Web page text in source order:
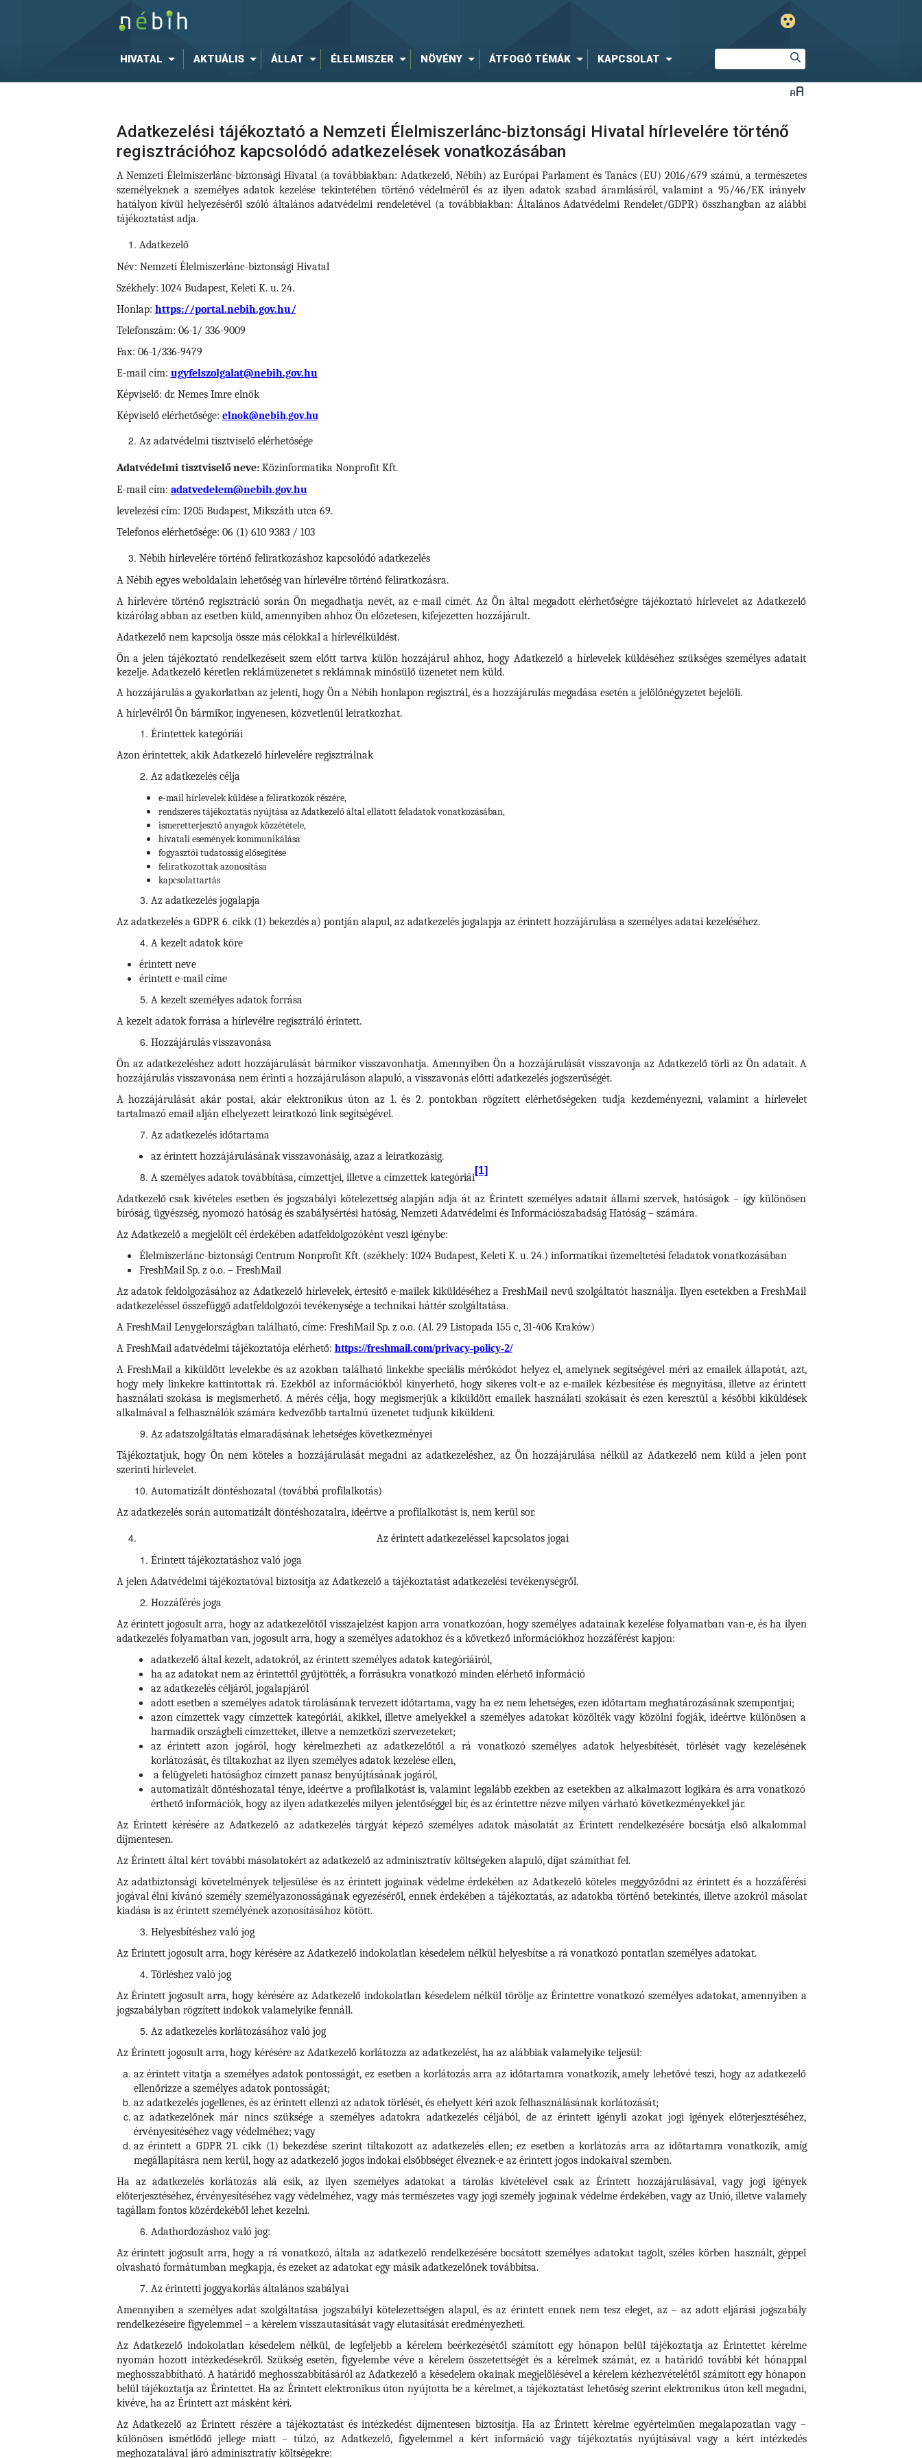
HIVATAL AKTUÁLIS ÁLLAT ÉLELMISZER NÖVÉNY ÁTFOGÓ TÉMÁK KAPCSOLAT
Adatkezelési tájékoztató a Nemzeti Élelmiszerlánc-biztonsági Hivatal hírlevelére történő
regisztrációhoz kapcsolódó adatkezelések vonatkozásában
A Nemzeti Élelmiszerlánc-biztonsági Hivatal (a továbbiakban: Adatkezelő, Nébih) az Európai Parlament és Tanács (EU) 2016/679 számú, a természetes
személyeknek a személyes adatok kezelése tekintetében történő védelméről és az ilyen adatok szabad áramlásáról, valamint a 95/46/EK irányelv
hatályon kívül helyezéséről szóló általános adatvédelmi rendeletével (a továbbiakban: Általános Adatvédelmi Rendelet/GDPR) összhangban az alábbi
tájékoztatást adja.
Adatkezelő
Név: Nemzeti Élelmiszerlánc-biztonsági Hivatal
Székhely: 1024 Budapest, Keleti K. u. 24.
Honlap: https://portal.nebih.gov.hu/
Telefonszám: 06-1/ 336-9009
Fax: 06-1/336-9479
E-mail cím: ugyfelszolgalat@nebih.gov.hu
Képviselő: dr. Nemes Imre elnök
Képviselő elérhetősége: elnok@nebih.gov.hu
Az adatvédelmi tisztviselő elérhetősége
Adatvédelmi tisztviselő neve:Közinformatika Nonprofit Kft.
E-mail cím: adatvedelem@nebih.gov.hu
levelezési cím: 1205 Budapest, Mikszáth utca 69.
Telefonos elérhetősége: 06 (1) 610 9383 / 103
Nébihhírlevelére történő feliratkozáshoz kapcsolódó adatkezelés
A Nébih egyes weboldalain lehetőség van hírlevélre történő feliratkozásra.
A hírlevére történő regisztráció során Ön megadhatja nevét, az e-mail címét. Az Ön által megadott elérhetőségre tájékoztató hírlevelet az Adatkezelő
kizárólag abban az esetben küld, amennyiben ahhoz Ön előzetesen, kifejezetten hozzájárult.
Adatkezelő nem kapcsolja össze más célokkal a hírlevélküldést.
Ön a jelen tájékoztató rendelkezéseit szem előtt tartva külön hozzájárul ahhoz, hogy Adatkezelő a hírlevelek küldéséhez szükséges személyes adatait
kezelje. Adatkezelő kéretlen reklámüzenetet s reklámnak minősülő üzenetet nem küld.
A hozzájárulás a gyakorlatban az jelenti, hogy Ön a Nébih honlapon regisztrál, és a hozzájárulás megadása esetén a jelölőnégyzetet bejelöli.
A hírlevélről Ön bármikor, ingyenesen, közvetlenül leiratkozhat.
Érintettek kategóriái
Azon érintettek, akik Adatkezelő hírlevelére regisztrálnak
Az adatkezelés célja
e-mail hírlevelek küldése a feliratkozók részére,
rendszeres tájékoztatás nyújtása az Adatkezelő által ellátott feladatok vonatkozásában,
ismeretterjesztő anyagok közzététele,
hivatali események kommunikálása
fogyasztói tudatosság elősegítése
feliratkozottak azonosítása
kapcsolattartás
Az adatkezelés jogalapja
Az adatkezelés a GDPR 6. cikk (1) bekezdés a) pontján alapul, az adatkezelés jogalapja az érintett hozzájárulása a személyes adatai kezeléséhez.
A kezelt adatok köre
érintett neve
érintett e-mail címe
A kezelt személyes adatok forrása
A kezelt adatok forrása a hírlevélre regisztráló érintett.
Hozzájárulás visszavonása
Ön az adatkezeléshez adott hozzájárulását bármikor visszavonhatja. Amennyiben Ön a hozzájárulását visszavonja az Adatkezelő törli az Ön adatait. A
hozzájárulás visszavonása nem érinti a hozzájáruláson alapuló, a visszavonás előtti adatkezelés jogszerűségét.
A hozzájárulását akár postai, akár elektronikus úton az 1. és 2. pontokban rögzített elérhetőségeken tudja kezdeményezni, valamint a hírlevelet
tartalmazó email alján elhelyezett leiratkozó link segítségével.
Az adatkezelés időtartama
az érintett hozzájárulásának visszavonásáig, azaz a leiratkozásig.
A személyes adatok továbbítása, címzettjei, illetve a címzettek kategóriái
[1]
Adatkezelő csak kivételes esetben és jogszabályi kötelezettség alapján adja át az Érintett személyes adatait állami szervek, hatóságok – így különösen
bíróság, ügyészség, nyomozó hatóság és szabálysértési hatóság, Nemzeti Adatvédelmi és Információszabadság Hatóság – számára.
Az Adatkezelő a megjelölt cél érdekében adatfeldolgozóként veszi igénybe:
Élelmiszerlánc-biztonsági Centrum Nonprofit Kft. (székhely: 1024 Budapest, Keleti K. u. 24.) informatikai üzemeltetési feladatok vonatkozásában
FreshMail Sp. z o.o. – FreshMail
Az adatok feldolgozásához az Adatkezelő hírlevelek, értesítő e-mailek kiküldéséhez a FreshMail nevű szolgáltatót használja. Ilyen esetekben a FreshMail
adatkezeléssel összefüggő adatfeldolgozói tevékenysége a technikai háttér szolgáltatása.
A FreshMail Lenygelországban található, címe: FreshMail Sp. z o.o. (Al. 29 Listopada 155 c, 31-406 Kraków)
A FreshMail adatvédelmi tájékoztatója elérhető: https://freshmail.com/privacy-policy-2/
A FreshMail a kiküldött levelekbe és az azokban található linkekbe speciális mérőkódot helyez el, amelynek segítségével méri az emailek állapotát, azt,
hogy mely linkekre kattintottak rá. Ezekből az információkból kinyerhető, hogy sikeres volt-e az e-mailek kézbesítése és megnyitása, illetve az érintett
használati szokása is megismerhető. A mérés célja, hogy megismerjük a kiküldött emailek használati szokásait és ezen keresztül a későbbi kiküldések
alkalmával a felhasználók számára kedvezőbb tartalmú üzenetet tudjunk kiküldeni.
Az adatszolgáltatás elmaradásának lehetséges következményei
Tájékoztatjuk, hogy Ön nem köteles a hozzájárulását megadni az adatkezeléshez, az Ön hozzájárulása nélkül az Adatkezelő nem küld a jelen pont
szerinti hírlevelet.
Automatizált döntéshozatal (továbbá profilalkotás)
Az adatkezelés során automatizált döntéshozatalra, ideértve a profilalkotást is, nem kerül sor.
Az érintett adatkezeléssel kapcsolatos jogai
Érintett tájékoztatáshoz való joga
A jelen Adatvédelmi tájékoztatóval biztosítja az Adatkezelő a tájékoztatást adatkezelési tevékenységről.
Hozzáférés joga
Az érintett jogosult arra, hogy az adatkezelőtől visszajelzést kapjon arra vonatkozóan, hogy személyes adatainak kezelése folyamatban van-e, és ha ilyen
adatkezelés folyamatban van, jogosult arra, hogy a személyes adatokhoz és a következő információkhoz hozzáférést kapjon:
adatkezelő által kezelt, adatokról, az érintett személyes adatok kategóriáiról,
ha az adatokat nem az érintettől gyűjtötték, a forrásukra vonatkozó minden elérhető információ
az adatkezelés céljáról, jogalapjáról
adott esetben a személyes adatok tárolásának tervezett időtartama, vagy ha ez nem lehetséges, ezen időtartam meghatározásának szempontjai;
azon címzettek vagy címzettek kategóriái, akikkel, illetve amelyekkel a személyes adatokat közölték vagy közölni fogják, ideértve különösen a
harmadik országbeli címzetteket, illetve a nemzetközi szervezeteket;
az érintett azon jogáról, hogy kérelmezheti az adatkezelőtől a rá vonatkozó személyes adatok helyesbítését, törlését vagy kezelésének
korlátozását, és tiltakozhat az ilyen személyes adatok kezelése ellen,
a felügyeleti hatósághoz címzett panasz benyújtásának jogáról,
automatizált döntéshozatal ténye, ideértve a profilalkotást is, valamint legalább ezekben az esetekben az alkalmazott logikára és arra vonatkozó
érthető információk, hogy az ilyen adatkezelés milyen jelentőséggel bír, és az érintettre nézve milyen várható következményekkel jár.
Az Érintett kérésére az Adatkezelő az adatkezelés tárgyát képező személyes adatok másolatát az Érintett rendelkezésére bocsátja első alkalommal
díjmentesen.
Az Érintett által kért további másolatokért az adatkezelő az adminisztratív költségeken alapuló, díjat számíthat fel.
Az adatbiztonsági követelmények teljesülése és az érintett jogainak védelme érdekében az Adatkezelő köteles meggyőződni az érintett és a hozzáférési
jogával élni kívánó személy személyazonosságának egyezéséről, ennek érdekében a tájékoztatás, az adatokba történő betekintés, illetve azokról másolat
kiadása is az érintett személyének azonosításához kötött.
Helyesbítéshez való jog
Az Érintett jogosult arra, hogy kérésére az Adatkezelő indokolatlan késedelem nélkül helyesbítse a rá vonatkozó pontatlan személyes adatokat.
Törléshez való jog
Az Érintettjogosult arra, hogy kérésére az Adatkezelő indokolatlan késedelem nélkül törölje az Érintettre vonatkozó személyes adatokat, amennyiben a
jogszabályban rögzített indokok valamelyike fennáll.
Az adatkezelés korlátozásához való jog
Az Érintett jogosult arra, hogy kérésére az Adatkezelő korlátozza az adatkezelést, ha az alábbiak valamelyike teljesül:
az érintett vitatja a személyes adatok pontosságát, ez esetben a korlátozás arra az időtartamra vonatkozik, amely lehetővé teszi, hogy az adatkezelő
ellenőrizze a személyes adatok pontosságát;
az adatkezelés jogellenes, és az érintett ellenzi az adatok törlését, és ehelyett kéri azok felhasználásának korlátozását;
az adatkezelőnek már nincs szüksége a személyes adatokra adatkezelés céljából, de az érintett igényli azokat jogi igények előterjesztéséhez,
érvényesítéséhez vagy védelméhez; vagy
az érintett a GDPR 21. cikk (1) bekezdése szerint tiltakozott az adatkezelés ellen; ez esetben a korlátozás arra az időtartamra vonatkozik, amíg
megállapításra nem kerül, hogy az adatkezelő jogos indokai elsőbbséget élveznek-e az érintett jogos indokaival szemben.
Ha az adatkezelés korlátozás alá esik, az ilyen személyes adatokat a tárolás kivételével csak az Érintett hozzájárulásával, vagy jogi igények
előterjesztéséhez, érvényesítéséhez vagy védelméhez, vagy más természetes vagy jogi személy jogainak védelme érdekében, vagy az Unió, illetve valamely
tagállam fontos közérdekéből lehet kezelni.
Adathordozáshoz való jog:
Az érintett jogosult arra, hogy a rá vonatkozó, általa az adatkezelő rendelkezésére bocsátott személyes adatokat tagolt, széles körben használt, géppel
olvasható formátumban megkapja, és ezeket az adatokat egy másik adatkezelőnek továbbítsa.
Az érintetti joggyakorlás általános szabályai
Amennyiben a személyes adat szolgáltatása jogszabályi kötelezettségen alapul, és az érintett ennek nem tesz eleget, az – az adott eljárási jogszabály
rendelkezéseire figyelemmel – a kérelem visszautasítását vagy elutasítását eredményezheti.
Az Adatkezelő indokolatlan késedelem nélkül, de legfeljebb a kérelem beérkezésétől számított egy hónapon belül tájékoztatja az Érintettet kérelme
nyomán hozott intézkedésekről. Szükség esetén, figyelembe véve a kérelem összetettségét és a kérelmek számát, ez a határidő további két hónappal
meghosszabbítható. A határidő meghosszabbításáról az Adatkezelő a késedelem okainak megjelölésével a kérelem kézhezvételétől számított egy hónapon
belül tájékoztatja az Érintettet. Ha az Érintett elektronikus úton nyújtotta be a kérelmet, a tájékoztatást lehetőség szerint elektronikus úton kell megadni,
kivéve, ha az Érintett azt másként kéri.
Az Adatkezelő az Érintett részére a tájékoztatást és intézkedést díjmentesen biztosítja. Ha az Érintett kérelme egyértelműen megalapozatlan vagy –
különösen ismétlődő jellege miatt – túlzó, az Adatkezelő, figyelemmel a kért információ vagy tájékoztatás nyújtásával vagy a kért intézkedés
meghozatalával járó adminisztratív költségekre: